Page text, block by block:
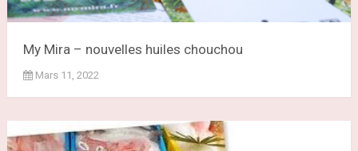
My Mira – nouvelles huiles chouchou
Mars 11, 2022